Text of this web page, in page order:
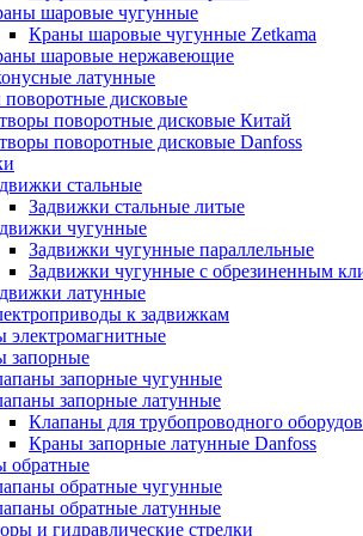
шаровые чугунные
Краны шаровые чугунные Zetkama
шаровые нержавеющие
латунные
поворотные дисковые
поворотные дисковые Китай
поворотные дисковые Danfoss
стальные
Задвижки стальные литые
чугунные
Задвижки чугунные параллельные
Задвижки чугунные с обрезиненным
латунные
к задвижкам
электромагнитные
запорные
запорные чугунные
запорные латунные
Клапаны для трубопроводного
Краны запорные латунные Danfoss
обратные
обратные чугунные
обратные латунные
и гидравлические стрелки